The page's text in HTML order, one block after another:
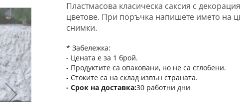
Пластмасова класическа саксия с
цветове. При поръчка напишете името на
снимки.
* Забележка:
- Цената е за 1 брой.
- Продуктите са опаковани, но не са сглобени.
- Стоките са на склад извън страната.
Срок на доставка 30 работни дни